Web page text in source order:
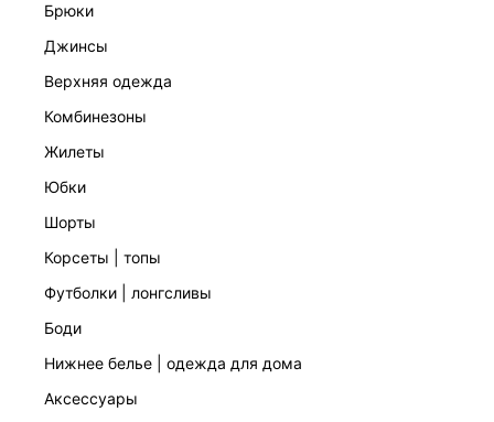
брюки
джинсы
верхняя одежда
комбинезоны
жилеты
юбки
шорты
корсеты | топы
футболки | лонгсливы
боди
нижнее белье | одежда для дома
аксессуары
РУБАШКА В ПОЛОСКУ
2 999 ₽